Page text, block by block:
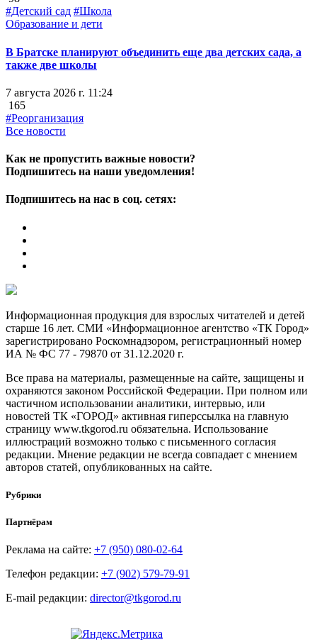
#Детский сад #Школа
Образование и дети
В Братске планируют объединить еще два детских сада, а
также две школы
7 августа 2026 г. 11:24
165
#Реорганизация
Все новости
Как не пропустить важные новости?
Подпишитесь на наши уведомления!
Подпишитесь на нас в соц. сетях:
Информационная продукция для взрослых читателей и детей
старше 16 лет. СМИ «Информационное агентство «ТК Город»
зарегистрировано Роскомнадзором, регистрационный номер
ИА № ФС 77 - 79870 от 31.12.2020 г.
Все права на материалы, размещенные на сайте, защищены и
охраняются законом Российской Федерации. При полном или
частичном использовании аналитики, интервью, или
новостей ТК «ГОРОД» активная гиперссылка на главную
страницу www.tkgorod.ru обязательна. Использование
иллюстраций возможно только с письменного согласия
редакции. Мнение редакции не всегда совпадает с мнением
авторов статей, опубликованных на сайте.
Рубрики
Партнёрам
Реклама на сайте: +7 (950) 080-02-64
Телефон редакции: +7 (902) 579-79-91
E-mail редакции: director@tkgorod.ru